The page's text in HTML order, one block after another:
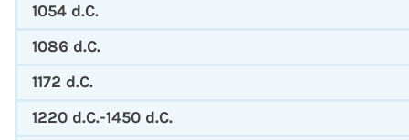
1054 d.C.
1086 d.C.
1172 d.C.
1220 d.C.-1450 d.C.